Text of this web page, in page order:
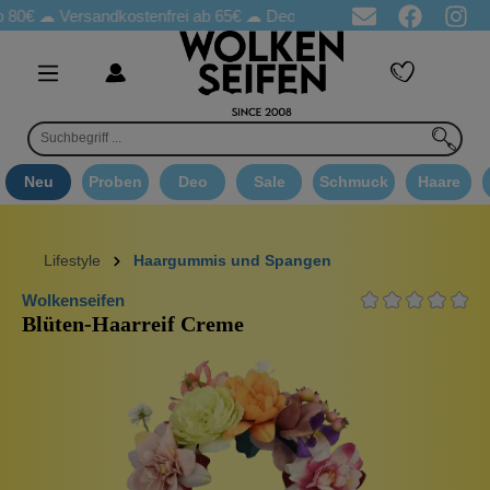
Versandkostenfrei ab 65€☁ Deo Proben in jeder Bestellung
Neu Proben Deo Sale Schmuck Haare
Lifestyle Haargummis und Spangen
Wolkenseifen
Blüten-Haarreif Creme